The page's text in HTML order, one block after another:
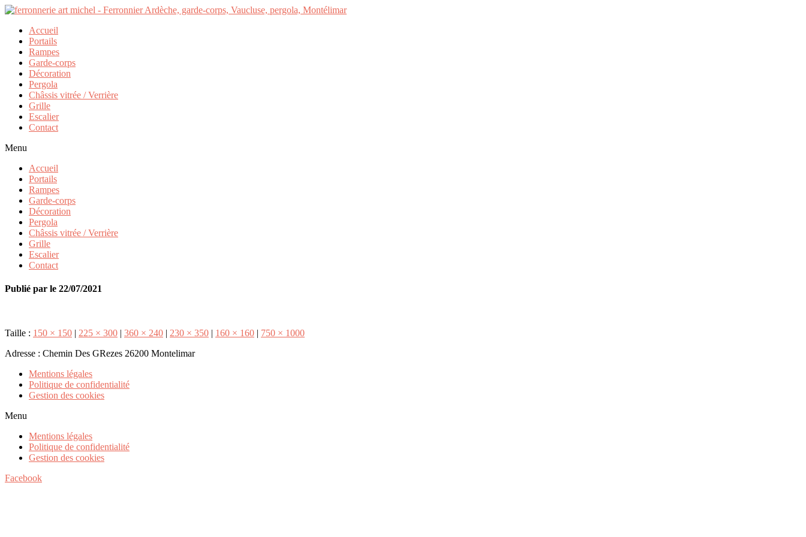
Accueil
Portails
Rampes
Garde-corps
Décoration
Pergola
Châssis vitrée / Verrière
Grille
Escalier
Contact
Menu
Accueil
Portails
Rampes
Garde-corps
Décoration
Pergola
Châssis vitrée / Verrière
Grille
Escalier
Contact
Publié par le 22/07/2021
Taille : 150 × 150 | 225 × 300 | 360 × 240 | 230 × 350 | 160 × 160 | 750 × 1000
Adresse : Chemin Des GRezes 26200 Montelimar
Mentions légales
Politique de confidentialité
Gestion des cookies
Menu
Mentions légales
Politique de confidentialité
Gestion des cookies
Facebook